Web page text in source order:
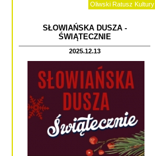
Oliwski Ratusz Kultury
SŁOWIAŃSKA DUSZA -
ŚWIĄTECZNIE
2025.12.13